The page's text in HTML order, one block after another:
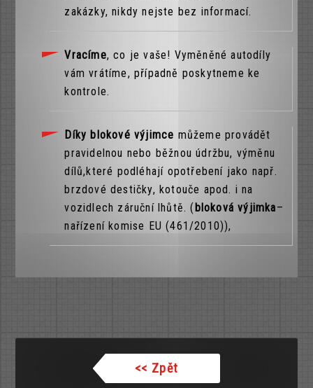
zakázky, nikdy nejste bez informací.
Vracíme, co je vaše! Vyměněné autodíly
vám vrátíme, případně poskytneme ke
kontrole.
Díky blokové výjimce můžeme provádět
pravidelnou nebo běžnou údržbu, výměnu
dílů,které podléhají opotřebení jako např.
brzdové destičky, kotouče apod. i na
vozidlech záruční lhůtě. (bloková výjimka–
nařízení komise EU (461/2010)),
<< Zpět